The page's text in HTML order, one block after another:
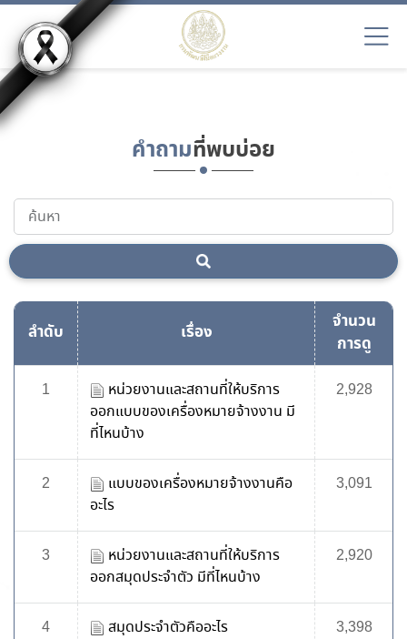
EN9
คำถามที่พบบ่อย
ลำดับ เรื่อง
จำนวน
การดู
1
หน่วยงานและสถานที่ให้บริการ
ออกแบบของเครื่องหมายจ้างงาน มี
ที่ไหนบ้าง
2,928
2
แบบของเครื่องหมายจ้างงานคือ
อะไร
3,091
3
หน่วยงานและสถานที่ให้บริการ
ออกสมุดประจำตัว มีที่ไหนบ้าง
2,920
4 สมุดประจำตัวคืออะไร 3,398